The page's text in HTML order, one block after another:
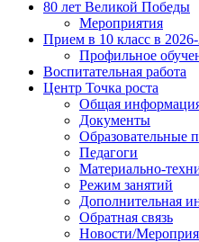
80 лет Великой Победы
Мероприятия
Прием в 10 класс в
Профильное
Воспитательная работа
Центр Точка роста
Общая
Документы
Образовательные
Педагоги
Материально-
Режим занятий
Дополнительная
Обратная связь
Новости/